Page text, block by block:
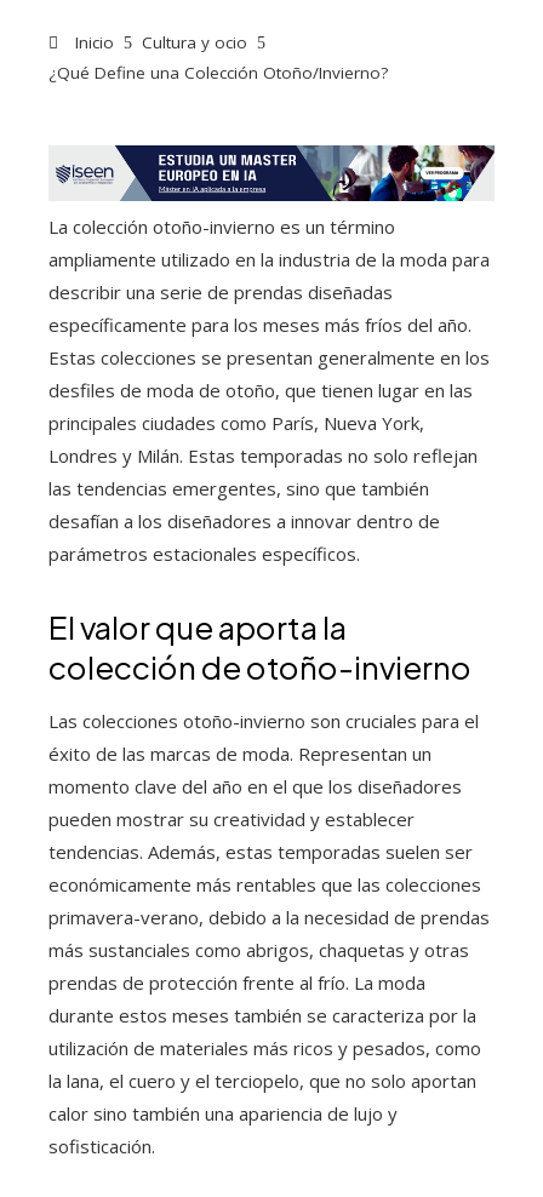
Inicio
Cultura y ocio
¿Qué Define una Colección Otoño/Invierno?
La colección otoño-invierno es un término
ampliamente utilizado en la industria de la moda para
describir una serie de prendas diseñadas
específicamente para los meses más fríos del año.
Estas colecciones se presentan generalmente en los
desfiles de moda de otoño, que tienen lugar en las
principales ciudades como París, Nueva York,
Londres y Milán. Estas temporadas no solo reflejan
las tendencias emergentes, sino que también
desafían a los diseñadores a innovar dentro de
parámetros estacionales específicos.
El valor que aporta la
colección de otoño-invierno
Las colecciones otoño-invierno son cruciales para el
éxito de las marcas de moda. Representan un
momento clave del año en el que los diseñadores
pueden mostrar su creatividad y establecer
tendencias. Además, estas temporadas suelen ser
económicamente más rentables que las colecciones
primavera-verano, debido a la necesidad de prendas
más sustanciales como abrigos, chaquetas y otras
prendas de protección frente al frío. La moda
durante estos meses también se caracteriza por la
utilización de materiales más ricos y pesados, como
la lana, el cuero y el terciopelo, que no solo aportan
calor sino también una apariencia de lujo y
sofisticación.